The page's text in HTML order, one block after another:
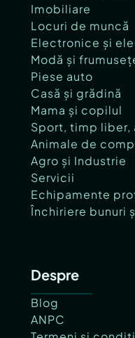
Imobiliare
Locuri de muncă
Electronice și
Modă și
Piese auto
Casă și grădină
Mama și copilul
Sport, timp liber,
Animale de
Agro și Industrie
Servicii
Echipamente
Închiriere bunuri
Despre
Blog
ANPC